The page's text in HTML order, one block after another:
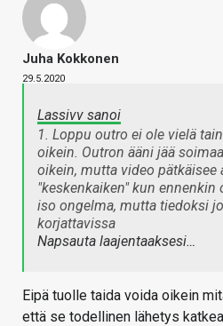
Juha Kokkonen
29.5.2020
Lassivv sanoi
1. Loppu outro ei ole vielä
oikein. Outron ääni jää
oikein, mutta video pätkäisee
"keskenkaiken" kun ennenkin
iso ongelma, mutta tiedoksi
korjattavissa
Napsauta laajentaaksesi…
Eipä tuolle taida voida oikein
että se todellinen lähetys